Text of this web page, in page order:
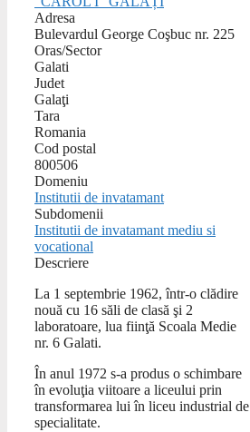
Adresa
Bulevardul George Coşbuc nr. 225
Oras/Sector
Galati
Judet
Galaţi
Tara
Romania
Cod postal
800506
Domeniu
Institutii de invatamant
Subdomenii
Institutii de invatamant mediu si
vocational
Descriere
La 1 septembrie 1962, într-o clădire
nouă cu 16 săli de clasă şi 2
laboratoare, lua fiinţă Scoala Medie
nr. 6 Galati.
În anul 1972 s-a produs o schimbare
în evoluţia viitoare a liceului prin
transformarea lui în liceu industrial de
specialitate.